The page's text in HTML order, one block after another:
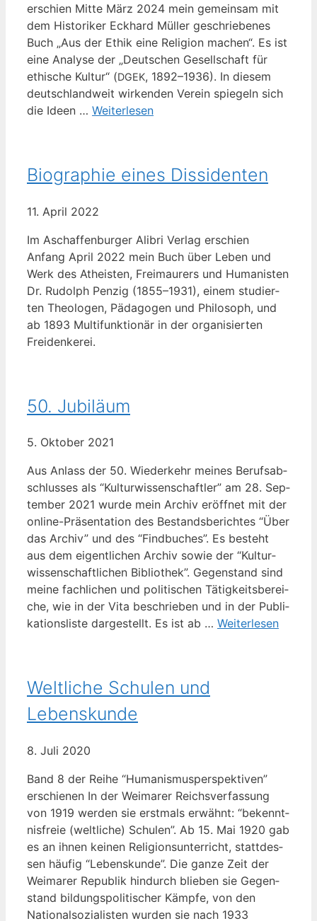
erschien Mit­te März 2024 mein gemein­sam mit
dem His­to­ri­ker Eck­hard Mül­ler geschrie­be­nes
Buch „Aus der Ethik eine Reli­gi­on machen“. Es ist
eine Ana­ly­se der „Deut­schen Gesell­schaft für
ethi­sche Kul­tur“ (DGEK, 1892–1936). In die­sem
deutsch­land­weit wir­ken­den Ver­ein spie­geln sich
die Ideen … Wei­ter­le­sen
Biographie eines Dissidenten
11. April 2022
Im Aschaf­fen­bur­ger Ali­bri Ver­lag erschien
Anfang April 2022 mein Buch über Leben und
Werk des Athe­is­ten, Frei­mau­rers und Huma­nis­ten
Dr. Rudolph Pen­zig (1855–1931), einem stu­dier­
ten Theo­lo­gen, Päd­ago­gen und Phi­lo­soph, und
ab 1893 Mul­ti­funk­tio­när in der orga­ni­sier­ten
Freidenkerei.
50. Jubiläum
5. Okto­ber 2021
Aus Anlass der 50. Wie­der­kehr mei­nes Berufs­ab­
schlus­ses als “Kul­tur­wis­sen­schaft­ler” am 28. Sep­
tem­ber 2021 wur­de mein Archiv eröff­net mit der
online-Prä­­sen­­ta­­ti­on des Bestands­be­rich­tes “Über
das Archiv” und des “Find­bu­ches”. Es besteht
aus dem eigent­li­chen Archiv sowie der “Kul­tur­
wis­sen­schaft­li­chen Biblio­thek”. Gegen­stand sind
mei­ne fach­li­chen und poli­ti­schen Tätig­keits­be­rei­
che, wie in der Vita beschrie­ben und in der Publi­
ka­ti­ons­lis­te dar­ge­stellt. Es ist ab … Wei­ter­le­sen
Weltliche Schulen und
Lebenskunde
8. Juli 2020
Band 8 der Rei­he “Huma­nis­mus­per­spek­ti­ven”
erschie­nen In der Wei­ma­rer Reichs­ver­fas­sung
von 1919 wer­den sie erst­mals erwähnt: “bekennt­
nis­freie (welt­li­che) Schu­len”. Ab 15. Mai 1920 gab
es an ihnen kei­nen Reli­gi­ons­un­ter­richt, statt­des­
sen häu­fig “Lebens­kun­de”. Die gan­ze Zeit der
Wei­ma­rer Repu­blik hin­durch blie­ben sie Gegen­
stand bil­dungs­po­li­ti­scher Kämp­fe, von den
Natio­nal­so­zia­lis­ten wur­den sie nach 1933